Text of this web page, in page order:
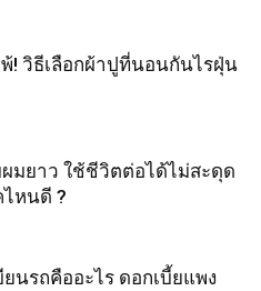
! วิธีเลือกผ้าปูที่นอนกันไรฝุ่น
มยาว ใช้ชีวิตต่อได้ไม่สะดุด
ไหนดี ?
นรถคืออะไร ดอกเบี้ยแพง